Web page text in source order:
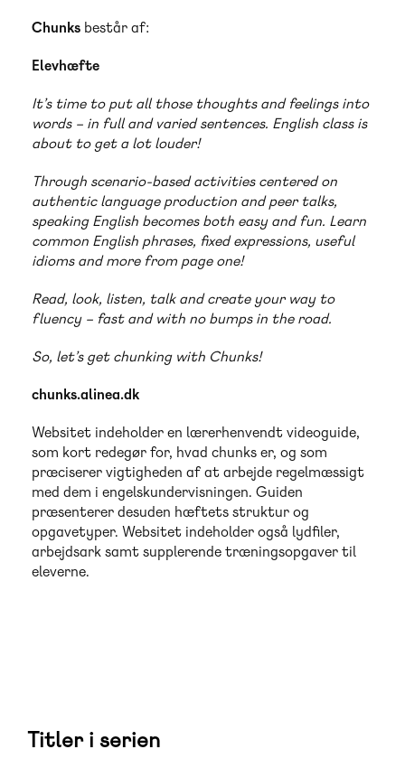
Chunks består af:
Elevhæfte
It’s time to put all those thoughts and feelings into
words – in full and varied sentences. English class is
about to get a lot louder!
Through scenario-based activities centered on
authentic language production and peer talks,
speaking English becomes both easy and fun. Learn
common English phrases, fixed expressions, useful
idioms and more from page one!
Read, look, listen, talk and create your way to
fluency – fast and with no bumps in the road.
So, let’s get chunking with Chunks!
chunks.alinea.dk
Websitet indeholder en lærerhenvendt videoguide,
som kort redegør for, hvad chunks er, og som
præciserer vigtigheden af at arbejde regelmæssigt
med dem i engelskundervisningen. Guiden
præsenterer desuden hæftets struktur og
opgavetyper. Websitet indeholder også lydfiler,
arbejdsark samt supplerende træningsopgaver til
eleverne.
Titler i serien